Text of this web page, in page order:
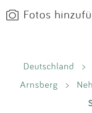
Fotos
Deutschland >
Arnsberg
>